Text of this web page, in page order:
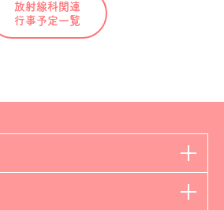
放射線科関連
行事予定一覧